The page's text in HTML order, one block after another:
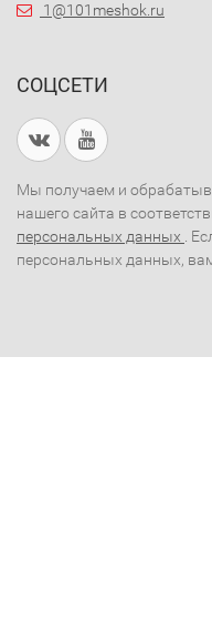
1@101meshok.ru
СОЦСЕТИ
Мы получаем и
нашего сайта в
персональных данных .
персональных данных,